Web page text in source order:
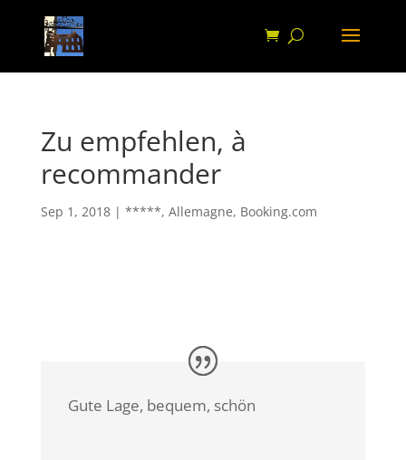
Zu empfehlen, à
recommander
Sep 1, 2018| *****, Allemagne, Booking.com
Gute Lage, bequem, schön